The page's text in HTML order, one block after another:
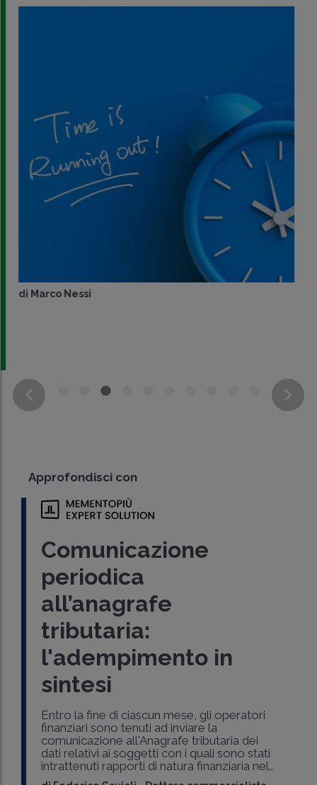
di Marco Nessi
Approfondisci con
Comunicazione
periodica
all’anagrafe
tributaria:
l'adempimento in
sintesi
Entro la fine di ciascun mese, gli operatori
finanziari sono tenuti ad inviare la
comunicazione all'Anagrafe tributaria dei
dati relativi ai soggetti con i quali sono stati
intrattenuti rapporti di natura finanziaria nel..